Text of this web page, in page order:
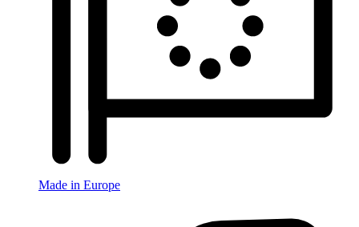
Made in Europe